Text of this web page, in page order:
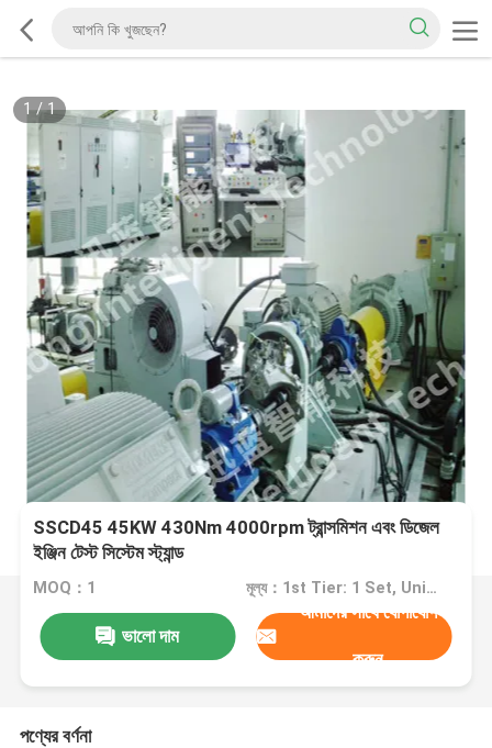
1/1
SSCD45 45KW 430Nm 4000rpm ট্রান্সমিশন এবং ডিজেল
ইঞ্জিন টেস্ট সিস্টেম স্ট্যান্ড
MOQ：1 মূল্য：1st Tier: 1 Set, Unit Price USD 3.00 2nd Tier: 2-5 Sets, Unit Price USD 2.00 3rd Tier: Over 5 Sets, Unit Price USD 1.00
ভালো দাম
আমাদের সাথে যোগাযোগ
করুন
পণ্যের বর্ণনা